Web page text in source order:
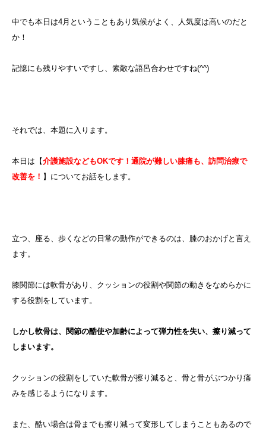
中でも本日は4月ということもあり気候がよく、人気度は高いのだと
か！
記憶にも残りやすいですし、素敵な語呂合わせですね(^^)
それでは、本題に入ります。
本日は【介護施設などもOKです！通院が難しい膝痛も、訪問治療で
改善を！ 】についてお話をします。
立つ、座る、歩くなどの日常の動作ができるのは、膝のおかげと言え
ます。
膝関節には軟骨があり、クッションの役割や関節の動きをなめらかに
する役割をしています。
しかし軟骨は、関節の酷使や加齢によって弾力性を失い、擦り減って
しまいます。
クッションの役割をしていた軟骨が擦り減ると、骨と骨がぶつかり痛
みを感じるようになります。
また、酷い場合は骨までも擦り減って変形してしまうこともあるので